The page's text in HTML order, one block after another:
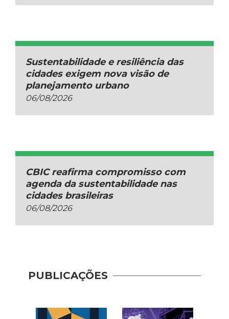
Sustentabilidade e resiliência das
cidades exigem nova visão de
planejamento urbano
06/08/2026
CBIC reafirma compromisso com
agenda da sustentabilidade nas
cidades brasileiras
06/08/2026
PUBLICAÇÕES